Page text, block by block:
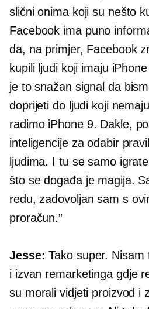
slični onima koji su nešto
Facebook ima puno
da, na primjer, Facebook
kupili ljudi koji imaju
je to snažan signal da
doprijeti do ljudi koji
radimo iPhone 9. Dakle,
inteligencije za odabir
ljudima. I tu se samo
što se događa je magija.
redu, zadovoljan sam s
proračun.”
Jesse: Tako super.
i izvan remarketinga gdje
su morali vidjeti proizvod i